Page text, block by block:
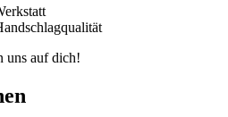
uns auf dich!